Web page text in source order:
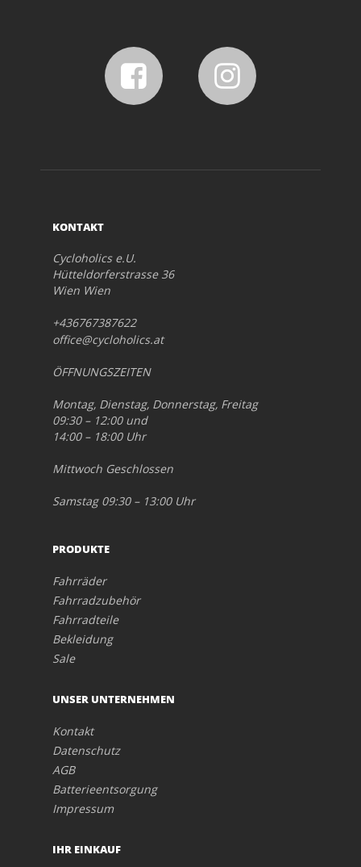
KONTAKT
Cycloholics e.U.
Hütteldorferstrasse 36
Wien Wien
+436767387622
office@cycloholics.at
ÖFFNUNGSZEITEN
Montag, Dienstag, Donnerstag, Freitag
09:30 – 12:00 und
14:00 – 18:00 Uhr
Mittwoch Geschlossen
Samstag 09:30 – 13:00 Uhr
PRODUKTE
Fahrräder
Fahrradzubehör
Fahrradteile
Bekleidung
Sale
UNSER UNTERNEHMEN
Kontakt
Datenschutz
AGB
Batterieentsorgung
Impressum
IHR EINKAUF